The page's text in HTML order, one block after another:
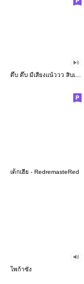
เด็กเฮีย - RedremasteRed
โพก้าซัง